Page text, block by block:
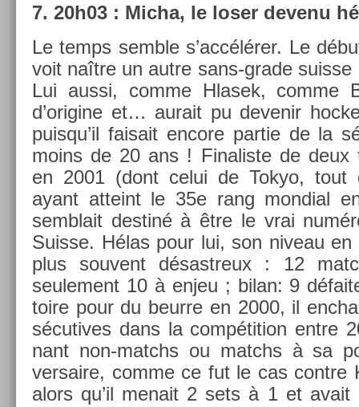
7. 20h03 : Micha, le loser de­venu
Le temps semble s’accélérer. Le
voit naître un autre sans-grade
Lui aussi, comme Hlasek, comme
d’origine et… aurait pu de­venir
puis­qu’il faisait en­core par­tie de la
moins de 20 ans ! Fin­alis­te de deux
en 2001 (dont celui de Tokyo, tout
ayant at­teint le 35e rang mon­di­al
semblait de­stiné à être le vrai
Suis­se. Hélas pour lui, son niveau
plus souvent désastreux : 12
seule­ment 10 à enjeu ; bilan: 9
toire pour du be­ur­re en 2000, il
sécutives dans la com­péti­tion entre
nant non-matchs ou matchs à sa
versaire, comme ce fut le cas con­tre
alors qu’il menait 2 sets à 1 et avait